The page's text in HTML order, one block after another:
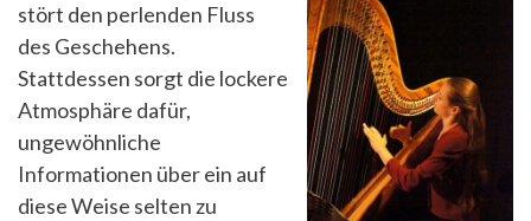
stört den perlenden Fluss
des Geschehens.
Stattdessen sorgt die lockere
Atmosphäre dafür,
ungewöhnliche
Informationen über ein auf
diese Weise selten zu